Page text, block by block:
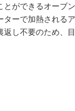
ができるオーブ
ーで加熱される
し不要のため、